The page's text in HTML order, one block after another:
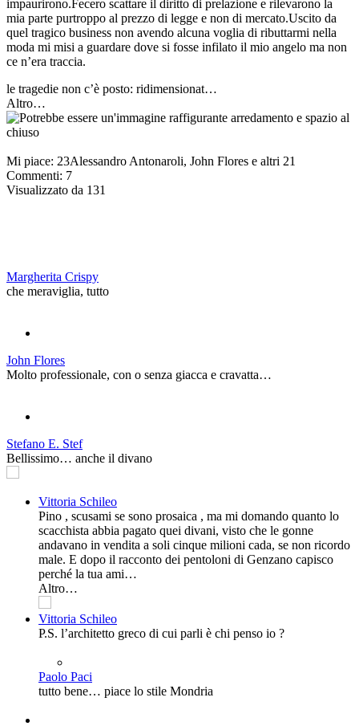
le tragedie non c’è posto: ridimensionat…
Altro…
Mi piace: 23Alessandro Antonaroli, John Flores e altri 21
Commenti: 7
Visualizzato da 131
Margherita Crispy
che meraviglia, tutto
John Flores
Molto professionale, con o senza giacca e cravatta…
Stefano E. Stef
Bellissimo… anche il divano
Vittoria Schileo
Pino , scusami se sono prosaica , ma mi domando quanto lo
scacchista abbia pagato quei divani, visto che le gonne
andavano in vendita a soli cinque milioni cada, se non ricordo
male. E dopo il racconto dei pentoloni di Genzano capisco
perché la tua ami…
Altro…
Vittoria Schileo
P.S. l’architetto greco di cui parli è chi penso io ?
Paolo Paci
tutto bene… piace lo stile Mondria